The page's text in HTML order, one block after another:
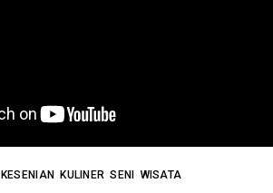
KESENIAN KULINER SENI WISATA